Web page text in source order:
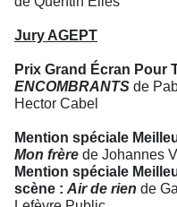
Jury AGEPT
Prix Grand Écran Pour
ENCOMBRANTS de
Hector Cabel
Mention spéciale
Mon frère de Johannes
Mention spéciale
scène : Air de rien de